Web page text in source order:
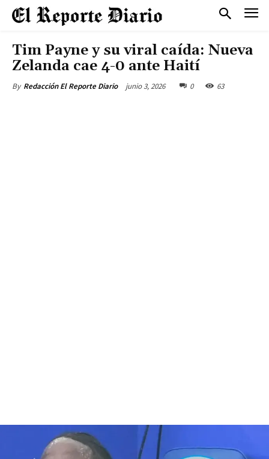
Tim Payne y su viral caída: Nueva
Zelanda cae 4-0 ante Haití
By Redacción El Reporte Diario junio 3, 2026 0 63